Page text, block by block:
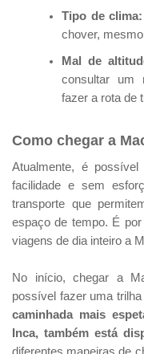
Tipo de clima:
chover,
Mal de
consultar um
fazer a rota de
Como chegar a
Atualmente, é
facilidade e sem
transporte que
espaço de tempo. É
viagens de dia inteiro a
No início, chegar a
possível fazer uma
caminhada mais
Inca, também está